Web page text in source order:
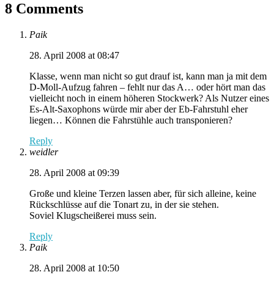
8 Comments
Paik
28. April 2008 at 08:47
Klasse, wenn man nicht so gut drauf ist, kann man ja mit dem
D-Moll-Aufzug fahren – fehlt nur das A… oder hört man das
vielleicht noch in einem höheren Stockwerk? Als Nutzer eines
Es-Alt-Saxophons würde mir aber der Eb-Fahrstuhl eher
liegen… Können die Fahrstühle auch transponieren?
Reply
weidler
28. April 2008 at 09:39
Große und kleine Terzen lassen aber, für sich alleine, keine
Rückschlüsse auf die Tonart zu, in der sie stehen.
Soviel Klugscheißerei muss sein.
Reply
Paik
28. April 2008 at 10:50